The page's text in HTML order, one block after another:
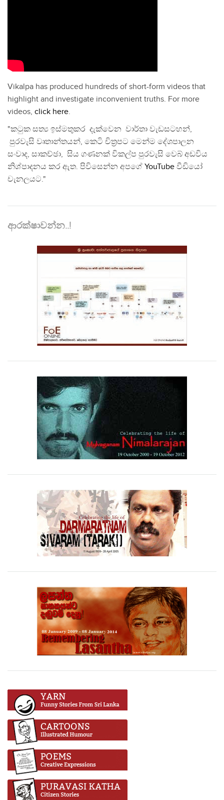
Vikalpa has produced hundreds of short-form videos that
highlight and investigate inconvenient truths. For more
videos, click here.
"කටුක සත්‍ය ඉස්මතුකර දැක්වෙන වාර්තා වැඩසටහන්,
පුරවැසි වෘතාන්තයන්, කෙටි චිත්‍රපට මෙන්ම දේශපාලන
සංවාද, සාකච්ඡා, සිය ගණනක් විකල්ප පුරවැසි වෙබ් අඩවිය
නිශ්පාදනය කර ඇත. පිවිසෙන්න අපගේ YouTube වීඩියෝ
චැනලයට."
ආරක්ෂාවන්න..!